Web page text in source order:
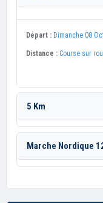
Départ : Dimanche 08
Distance : Course sur
5 Km
Marche Nordique